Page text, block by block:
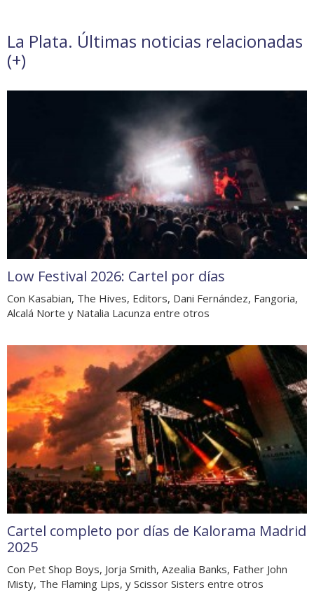
La Plata. Últimas noticias relacionadas
(+)
Low Festival 2026: Cartel por días
Con Kasabian, The Hives, Editors, Dani Fernández, Fangoria,
Alcalá Norte y Natalia Lacunza entre otros
Cartel completo por días de Kalorama Madrid
2025
Con Pet Shop Boys, Jorja Smith, Azealia Banks, Father John
Misty, The Flaming Lips, y Scissor Sisters entre otros